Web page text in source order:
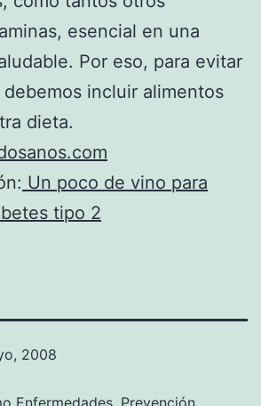
esencial en una
Por eso, para evitar
incluir alimentos
dieta.
Un poco de vino para
tipo 2
2008
Enfermedades, Prevención